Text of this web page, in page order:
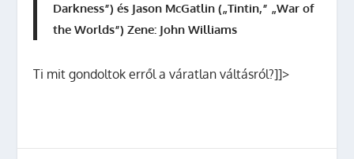
Darkness”) és Jason McGatlin („Tintin,” „War of
the Worlds”)Zene: John Williams
Ti mit gondoltok erről a váratlan váltásról?]]>